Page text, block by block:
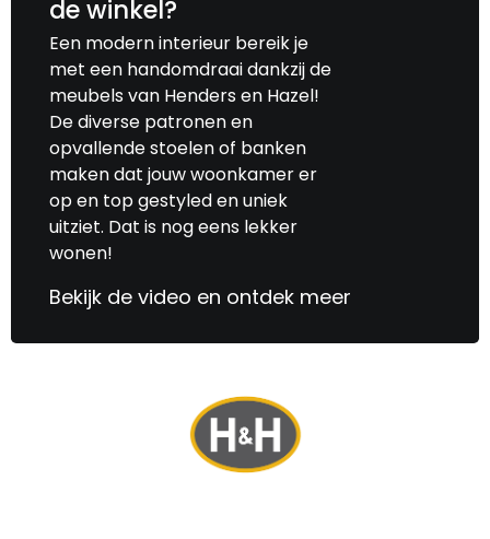
de winkel?
Een modern interieur bereik je
met een handomdraai dankzij de
meubels van Henders en Hazel!
De diverse patronen en
opvallende stoelen of banken
maken dat jouw woonkamer er
op en top gestyled en uniek
uitziet. Dat is nog eens lekker
wonen!
Bekijk de video en ontdek meer